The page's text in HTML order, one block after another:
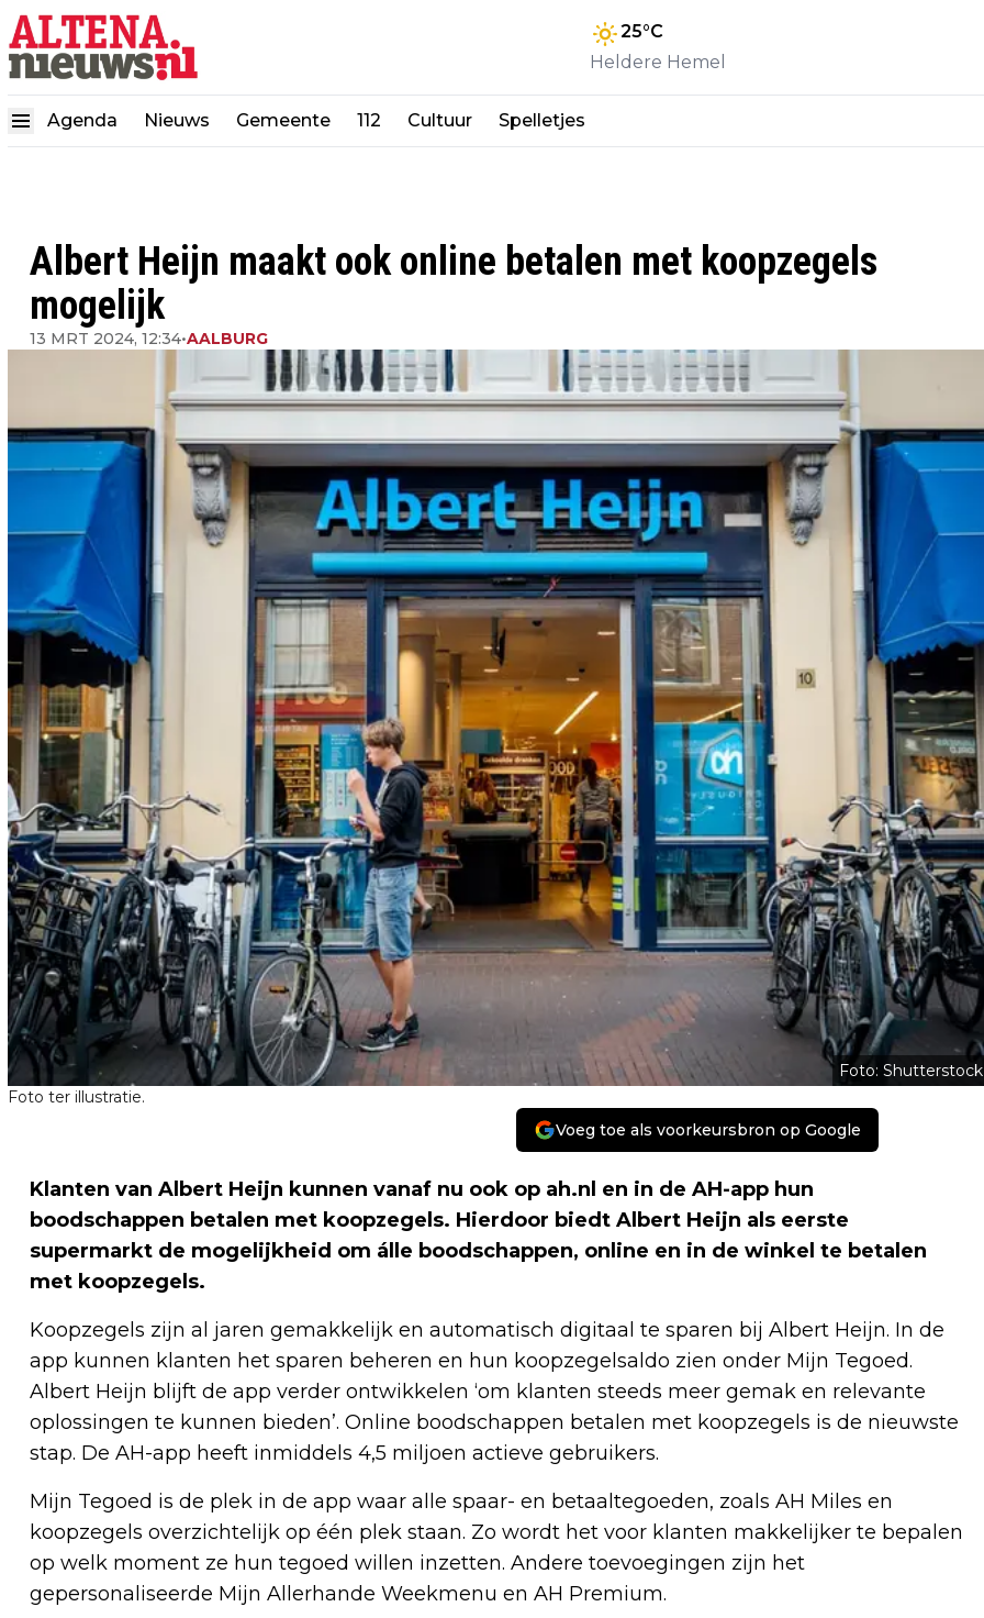
25°C
Heldere Hemel
Agenda Nieuws Gemeente 112 Cultuur Spelletjes
Albert Heijn maakt ook online betalen met koopzegels
mogelijk
13 MRT 2024, 12:34•AALBURG
Foto: Shutterstock
Foto ter illustratie.
Voeg toe als voorkeursbron op Google
Klanten van Albert Heijn kunnen vanaf nu ook op ah.nl en in de AH-app hun
boodschappen betalen met koopzegels. Hierdoor biedt Albert Heijn als eerste
supermarkt de mogelijkheid om álle boodschappen, online en in de winkel te betalen
met koopzegels.
Koopzegels zijn al jaren gemakkelijk en automatisch digitaal te sparen bij Albert Heijn. In de
app kunnen klanten het sparen beheren en hun koopzegelsaldo zien onder Mijn Tegoed.
Albert Heijn blijft de app verder ontwikkelen ‘om klanten steeds meer gemak en relevante
oplossingen te kunnen bieden’. Online boodschappen betalen met koopzegels is de nieuwste
stap. De AH-app heeft inmiddels 4,5 miljoen actieve gebruikers.
Mijn Tegoed is de plek in de app waar alle spaar- en betaaltegoeden, zoals AH Miles en
koopzegels overzichtelijk op één plek staan. Zo wordt het voor klanten makkelijker te bepalen
op welk moment ze hun tegoed willen inzetten. Andere toevoegingen zijn het
gepersonaliseerde Mijn Allerhande Weekmenu en AH Premium.